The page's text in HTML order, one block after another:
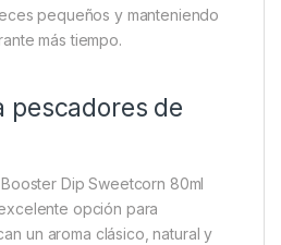
pequeños y manteniendo
más tiempo.
pescadores de
Dip Sweetcorn 80ml
opción para
un aroma clásico, natural y